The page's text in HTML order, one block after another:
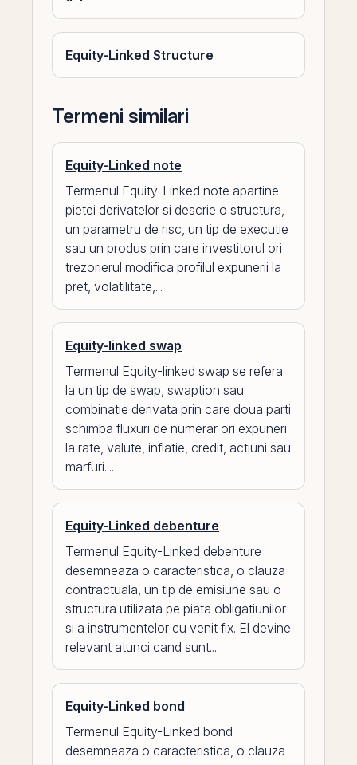
Equity-Linked Structure
Termeni similari
Equity-Linked note
Termenul Equity-Linked note apartine
pietei derivatelor si descrie o structura,
un parametru de risc, un tip de executie
sau un produs prin care investitorul ori
trezorierul modifica profilul expunerii la
pret, volatilitate,...
Equity-linked swap
Termenul Equity-linked swap se refera
la un tip de swap, swaption sau
combinatie derivata prin care doua parti
schimba fluxuri de numerar ori expuneri
la rate, valute, inflatie, credit, actiuni sau
marfuri....
Equity-Linked debenture
Termenul Equity-Linked debenture
desemneaza o caracteristica, o clauza
contractuala, un tip de emisiune sau o
structura utilizata pe piata obligatiunilor
si a instrumentelor cu venit fix. El devine
relevant atunci cand sunt...
Equity-Linked bond
Termenul Equity-Linked bond
desemneaza o caracteristica, o clauza